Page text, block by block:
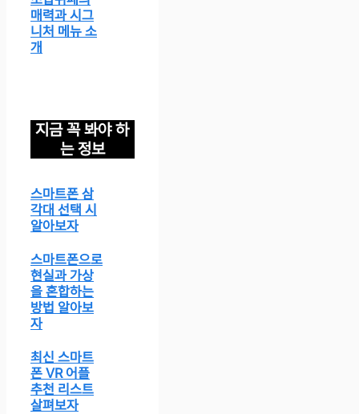
매력과 시그
니처 메뉴 소
개
지금 꼭 봐야 하
는 정보
스마트폰 삼
각대 선택 시
알아보자
스마트폰으로
현실과 가상
을 혼합하는
방법 알아보
자
최신 스마트
폰 VR 어플
추천 리스트
살펴보자